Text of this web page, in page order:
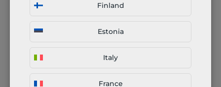
Finland
Estonia
Italy
France